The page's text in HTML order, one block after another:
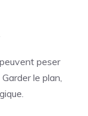
peser
le plan,